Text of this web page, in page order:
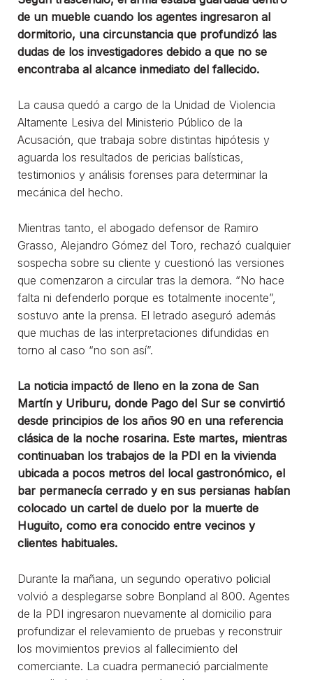
de un mueble cuando los agentes ingresaron al
dormitorio, una circunstancia que profundizó las
dudas de los investigadores debido a que no se
encontraba al alcance inmediato del fallecido.
La causa quedó a cargo de la Unidad de Violencia
Altamente Lesiva del Ministerio Público de la
Acusación, que trabaja sobre distintas hipótesis y
aguarda los resultados de pericias balísticas,
testimonios y análisis forenses para determinar la
mecánica del hecho.
Mientras tanto, el abogado defensor de Ramiro
Grasso, Alejandro Gómez del Toro, rechazó cualquier
sospecha sobre su cliente y cuestionó las versiones
que comenzaron a circular tras la demora. “No hace
falta ni defenderlo porque es totalmente inocente”,
sostuvo ante la prensa. El letrado aseguró además
que muchas de las interpretaciones difundidas en
torno al caso “no son así”.
La noticia impactó de lleno en la zona de San
Martín y Uriburu, donde Pago del Sur se convirtió
desde principios de los años 90 en una referencia
clásica de la noche rosarina. Este martes, mientras
continuaban los trabajos de la PDI en la vivienda
ubicada a pocos metros del local gastronómico, el
bar permanecía cerrado y en sus persianas habían
colocado un cartel de duelo por la muerte de
Huguito, como era conocido entre vecinos y
clientes habituales.
Durante la mañana, un segundo operativo policial
volvió a desplegarse sobre Bonpland al 800. Agentes
de la PDI ingresaron nuevamente al domicilio para
profundizar el relevamiento de pruebas y reconstruir
los movimientos previos al fallecimiento del
comerciante. La cuadra permaneció parcialmente